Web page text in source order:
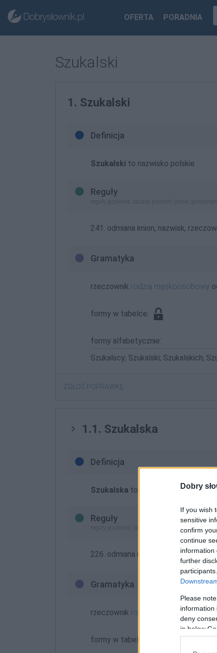
Dobry
If you wish
sensitive
confirm
continue
information
further
Please
information
deny
in below
OFERTA PORADNIA
Szukalski
1. Szukalski
Definicja
Szukalski to nazwisko polskie
Reguły
reguły językowe, zasady pisowni (nowe
241. odmiana imion, nazwisk,
Gramatyka
rzeczownik rodzaj męskoosobowy
formy w tabelce:
formy alfabetycznie:
Szukalscy; Szukalski; Szukalskich;
ZGŁOŚ POPRAWKĘ
1.1. Szukalska
Definicja
Szukalska to żeńska forma tego
Reguły
reguły językowe, zasady pisowni (nowe
226. odmiana imion, nazwisk,
Gramatyka
rzeczownik rodzaj żeński odmienny
formy w tabelce: